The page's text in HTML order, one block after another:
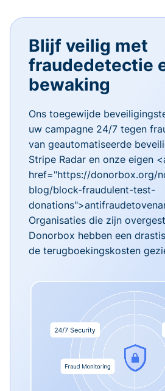
Blijf veilig met
fraudedetectie
bewaking
Ons toegewijde
uw campagne 24/7 tegen
van geautomatiseerde
Stripe Radar en onze eigen
href="https://donorbox.org/
blog/block-fraudulent-test-
Organisaties die zijn
Donorbox hebben een
de terugboekingskosten